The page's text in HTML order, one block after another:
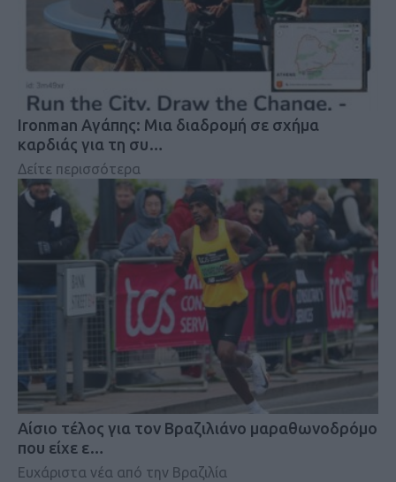
Ironman Αγάπης: Μια διαδρομή σε σχήμα
καρδιάς για τη συ…
Δείτε περισσότερα
Αίσιο τέλος για τον Βραζιλιάνο μαραθωνοδρόμο
που είχε ε…
Ευχάριστα νέα από την Βραζιλία